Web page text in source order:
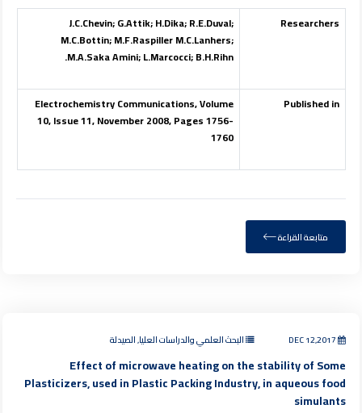
Researchers
J.C.Chevin; G.Attik; H.Dika; R.E.Duval;
M.C.Bottin; M.F.Raspiller M.C.Lanhers;
M.A.Saka Amini; L.Marcocci; B.H.Rihn.
Published in
Electrochemistry Communications, Volume
10, Issue 11, November 2008, Pages 1756-
1760
متابعة القراءة
البحث العلمي والدراسات العليا, الصيدلة
Effect of microwave heating on the stability of Some
Plasticizers, used in Plastic Packing Industry, in aqueous food
simulants